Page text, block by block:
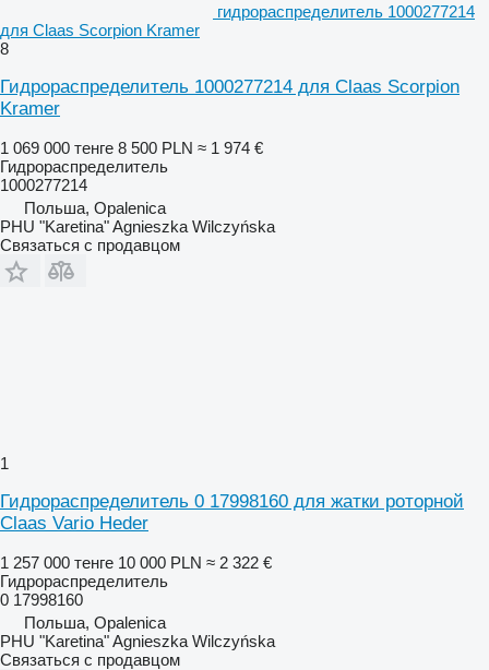
гидрораспределитель 1000277214
для Claas Scorpion Kramer
8
Гидрораспределитель 1000277214 для Claas Scorpion
Kramer
1 069 000 тенге 8 500 PLN ≈ 1 974 €
Гидрораспределитель
1000277214
Польша, Opalenica
PHU "Karetina" Agnieszka Wilczyńska
Связаться с продавцом
1
Гидрораспределитель 0 17998160 для жатки роторной
Claas Vario Heder
1 257 000 тенге 10 000 PLN ≈ 2 322 €
Гидрораспределитель
0 17998160
Польша, Opalenica
PHU "Karetina" Agnieszka Wilczyńska
Связаться с продавцом